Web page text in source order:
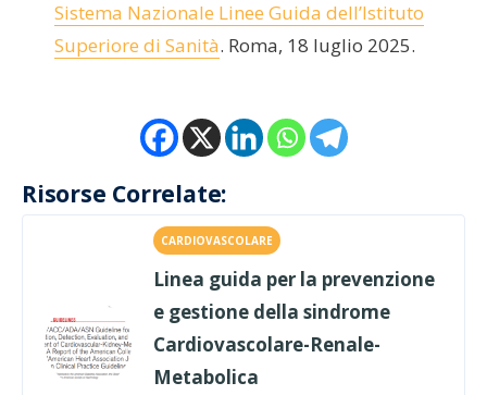
Sistema Nazionale Linee Guida dell’Istituto
Superiore di Sanità. Roma, 18 luglio 2025.
Risorse Correlate:
CARDIOVASCOLARE
Linea guida per la prevenzione
e gestione della sindrome
Cardiovascolare-Renale-
Metabolica